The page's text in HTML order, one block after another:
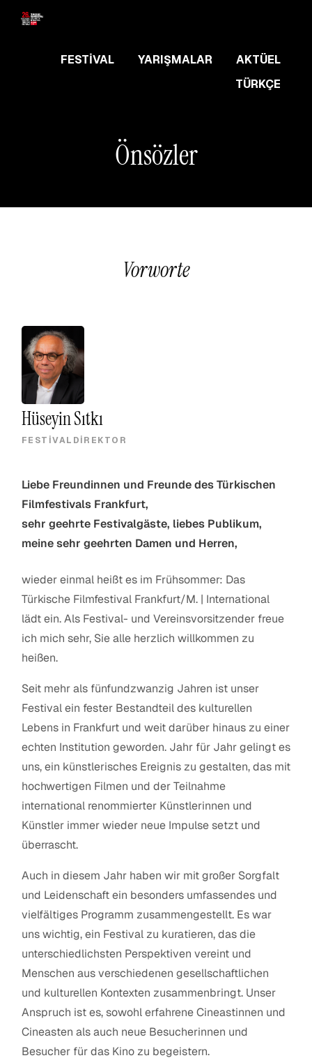
FESTIVAL YARIŞMALAR
AKTÜEL
TÜRKÇE
Önsözler
Vorworte
Hüseyin Sıtkı
FESTIVALDIREKTOR
Liebe Freundinnen und Freunde des Türkischen
Filmfestivals Frankfurt,
sehr geehrte Festivalgäste, liebes Publikum,
meine sehr geehrten Damen und Herren,
wieder einmal heißt es im Frühsommer: Das
Türkische Filmfestival Frankfurt/M. | International
lädt ein. Als Festival- und Vereinsvorsitzender freue
ich mich sehr, Sie alle herzlich willkommen zu
heißen.
Seit mehr als fünfundzwanzig Jahren ist unser
Festival ein fester Bestandteil des kulturellen
Lebens in Frankfurt und weit darüber hinaus zu einer
echten Institution geworden. Jahr für Jahr gelingt es
uns, ein künstlerisches Ereignis zu gestalten, das mit
hochwertigen Filmen und der Teilnahme
international renommierter Künstlerinnen und
Künstler immer wieder neue Impulse setzt und
überrascht.
Auch in diesem Jahr haben wir mit großer Sorgfalt
und Leidenschaft ein besonders umfassendes und
vielfältiges Programm zusammengestellt. Es war
uns wichtig, ein Festival zu kuratieren, das die
unterschiedlichsten Perspektiven vereint und
Menschen aus verschiedenen gesellschaftlichen
und kulturellen Kontexten zusammenbringt. Unser
Anspruch ist es, sowohl erfahrene Cineastinnen und
Cineasten als auch neue Besucherinnen und
Besucher für das Kino zu begeistern.